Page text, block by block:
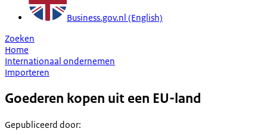
Business.gov.nl (English)
Zoeken
Home
Internationaal ondernemen
Importeren
Goederen kopen uit een EU-land
Gepubliceerd door: